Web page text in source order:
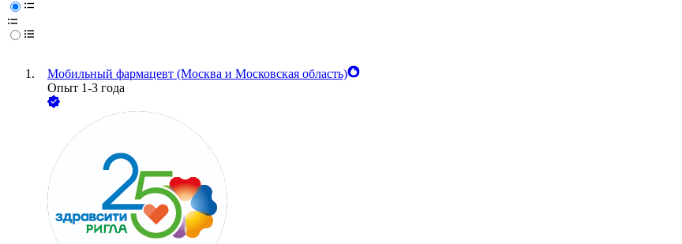
Мобильный фармацевт (Москва и Московская область)
Опыт 1-3 года